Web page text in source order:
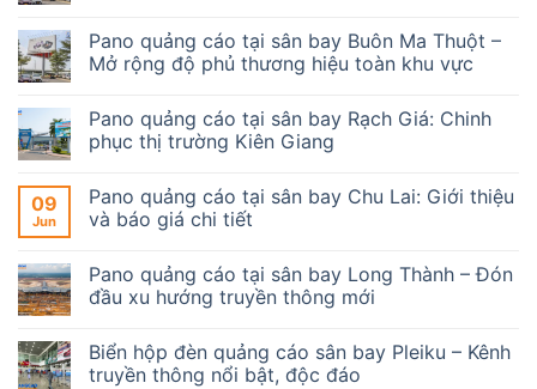
Pano quảng cáo tại sân bay Buôn Ma Thuột –
Mở rộng độ phủ thương hiệu toàn khu vực
Pano quảng cáo tại sân bay Rạch Giá: Chinh
phục thị trường Kiên Giang
09
Jun
Pano quảng cáo tại sân bay Chu Lai: Giới thiệu
và báo giá chi tiết
Pano quảng cáo tại sân bay Long Thành – Đón
đầu xu hướng truyền thông mới
Biển hộp đèn quảng cáo sân bay Pleiku – Kênh
truyền thông nổi bật, độc đáo